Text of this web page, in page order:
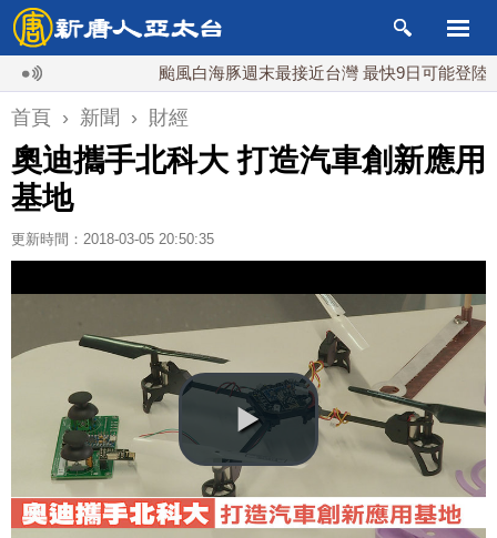
颱風白海豚週末最接近台灣 最快9日可能登陸中國
首頁 › 新聞 › 財經
奧迪攜手北科大 打造汽車創新應用
基地
更新時間：2018-03-05 20:50:35